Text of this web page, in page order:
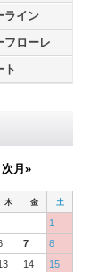
ライン
フローレ
ト
次月»
木 金 土
1
7
8
14
15